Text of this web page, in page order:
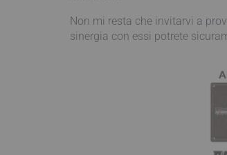
Non mi resta che invitarvi a
sinergia con essi potrete